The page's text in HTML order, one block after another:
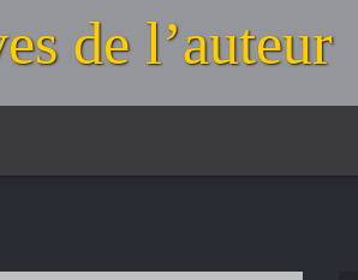
de l’auteur